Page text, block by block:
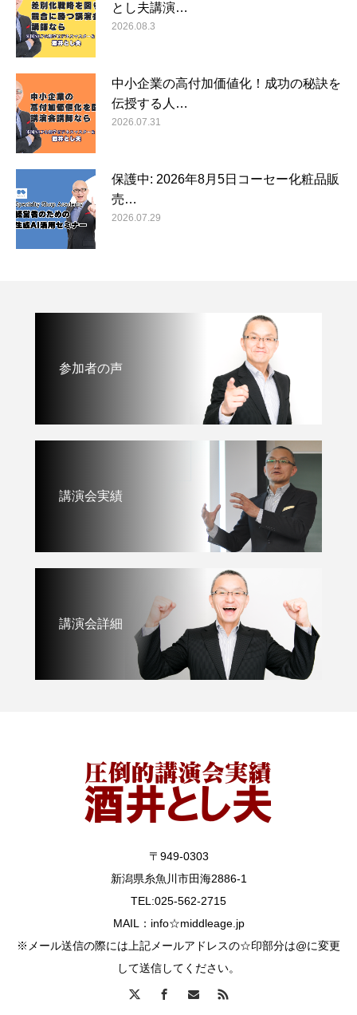
とし夫講演…
2026.08.3
中小企業の高付加価値化！成功の秘訣を
伝授する人…
2026.07.31
保護中: 2026年8月5日コーセー化粧品販
売…
2026.07.29
参加者の声
講演会実績
講演会詳細
〒949-0303
新潟県糸魚川市田海2886-1
TEL:025-562-2715
MAIL：info☆middleage.jp
※メール送信の際には上記メールアドレスの☆印部分は@に変更
して送信してください。